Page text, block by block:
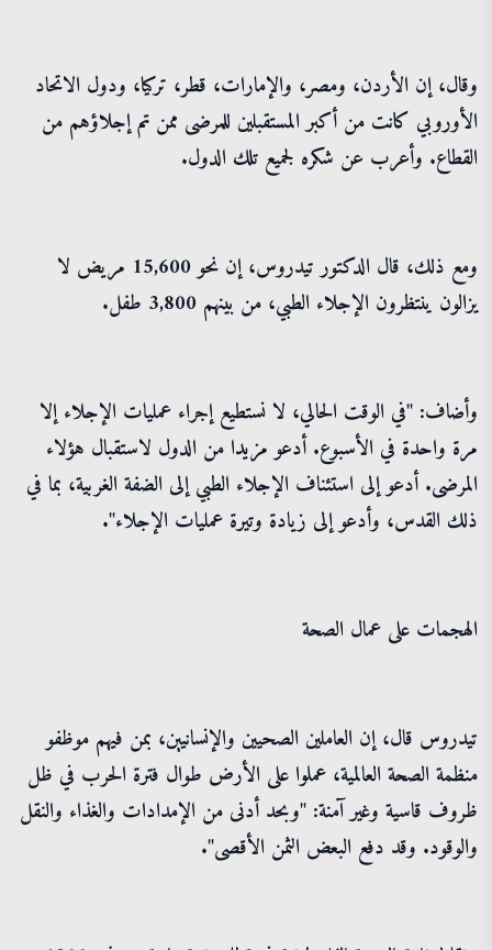
وقال، إن الأردن، ومصر، والإمارات، قطر، تركيا، ودول الاتحاد
الأوروبي كانت من أكبر المستقبلين للمرضى ممن تم إجلاؤهم من
القطاع. وأعرب عن شكره لجميع تلك الدول.
ومع ذلك، قال الدكتور تيدروس، إن نحو 15,600 مريض لا
يزالون ينتظرون الإجلاء الطبي، من بينهم 3,800 طفل.
وأضاف: "في الوقت الحالي، لا نستطيع إجراء عمليات الإجلاء إلا
مرة واحدة في الأسبوع. أدعو مزيدا من الدول لاستقبال هؤلاء
المرضى. أدعو إلى استئناف الإجلاء الطبي إلى الضفة الغربية، بما في
ذلك القدس، وأدعو إلى زيادة وتيرة عمليات الإجلاء".
الهجمات على عمال الصحة
تيدروس قال، إن العاملين الصحيين والإنسانيين، بمن فيهم موظفو
منظمة الصحة العالمية، عملوا على الأرض طوال فترة الحرب في ظل
ظروف قاسية وغير آمنة: "وبحد أدنى من الإمدادات والغذاء والنقل
والوقود. وقد دفع البعض الثمن الأقصى".